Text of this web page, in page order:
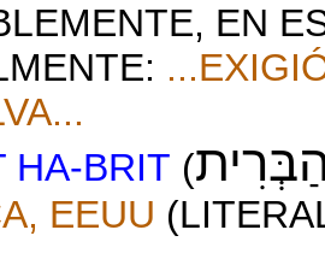
EN
HA-BRIT (
EEUU